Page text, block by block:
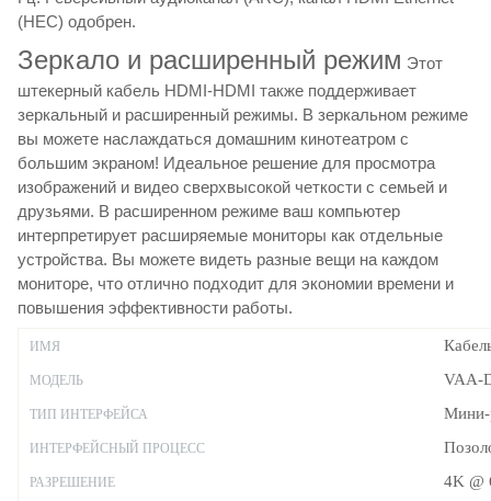
(HEC) одобрен.
Зеркало и расширенный режим Этот
штекерный кабель HDMI-HDMI также поддерживает
зеркальный и расширенный режимы. В зеркальном режиме
вы можете наслаждаться домашним кинотеатром с
большим экраном! Идеальное решение для просмотра
изображений и видео сверхвысокой четкости с семьей и
друзьями. В расширенном режиме ваш компьютер
интерпретирует расширяемые мониторы как отдельные
устройства. Вы можете видеть разные вещи на каждом
мониторе, что отлично подходит для экономии времени и
повышения эффективности работы.
ИМЯ
МОДЕЛЬ VAA-
ТИП ИНТЕРФЕЙСА Мини-
ИНТЕРФЕЙСНЫЙ ПРОЦЕСС
РАЗРЕШЕНИЕ 4K @